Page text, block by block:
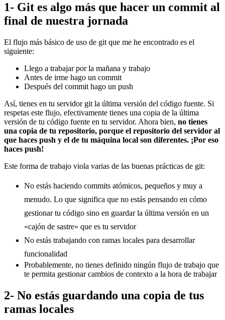
1- Git es algo más que hacer un commit al
final de nuestra jornada
El flujo más básico de uso de git que me he encontrado es el
siguiente:
Llego a trabajar por la mañana y trabajo
Antes de irme hago un commit
Después del commit hago un push
Así, tienes en tu servidor git la última versión del código fuente. Si
respetas este flujo, efectivamente tienes una copia de la última
versión de tu código fuente en tu servidor. Ahora bien, no tienes
una copia de tu repositorio, porque el repositorio del servidor al
que haces push y el de tu máquina local son diferentes. ¡Por eso
haces push!
Este forma de trabajo viola varias de las buenas prácticas de git:
No estás haciendo commits atómicos, pequeños y muy a
menudo. Lo que significa que no estás pensando en cómo
gestionar tu código sino en guardar la última versión en un
«cajón de sastre» que es tu servidor
No estás trabajando con ramas locales para desarrollar
funcionalidad
Probablemente, no tienes definido ningún flujo de trabajo que
te permita gestionar cambios de contexto a la hora de trabajar
2- No estás guardando una copia de tus
ramas locales